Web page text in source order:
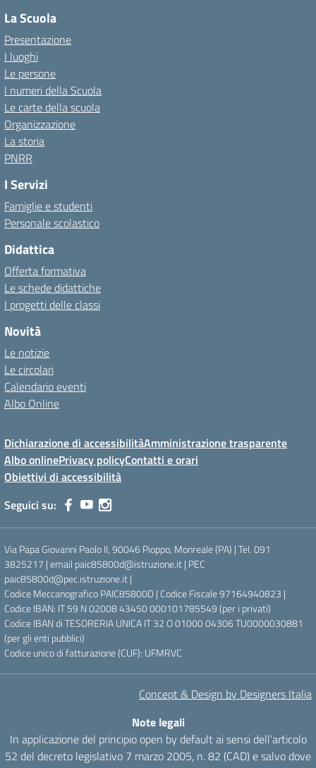
La Scuola
Presentazione
I luoghi
Le persone
I numeri della Scuola
Le carte della scuola
Organizzazione
La storia
PNRR
I Servizi
Famiglie e studenti
Personale scolastico
Didattica
Offerta formativa
Le schede didattiche
I progetti delle classi
Novità
Le notizie
Le circolari
Calendario eventi
Albo Online
Dichiarazione di accessibilitàAmministrazione trasparente
Albo onlinePrivacy policyContatti e orari
Obiettivi di accessibilità
Seguici su:
Via Papa Giovanni Paolo II, 90046 Pioppo, Monreale (PA) | Tel. 091
3825217 | email paic85800d@istruzione.it | PEC
paic85800d@pec.istruzione.it |
Codice Meccanografico PAIC85800D | Codice Fiscale 97164940823 |
Codice IBAN: IT 59 N 02008 43450 000101785549 (per i privati)
Codice IBAN di TESORERIA UNICA IT 32 O 01000 04306 TU0000030881
(per gli enti pubblici)
Codice unico di fatturazione (CUF): UFMRVC
Concept & Design by Designers Italia
Note legali
In applicazione del principio open by default ai sensi dell’articolo
52 del decreto legislativo 7 marzo 2005, n. 82 (CAD) e salvo dove